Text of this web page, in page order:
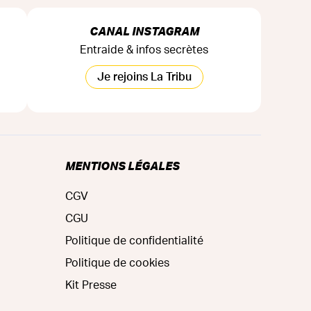
CANAL INSTAGRAM
Entraide & infos secrètes
Je rejoins La Tribu
MENTIONS LÉGALES
CGV
CGU
Politique de confidentialité
Politique de cookies
Kit Presse